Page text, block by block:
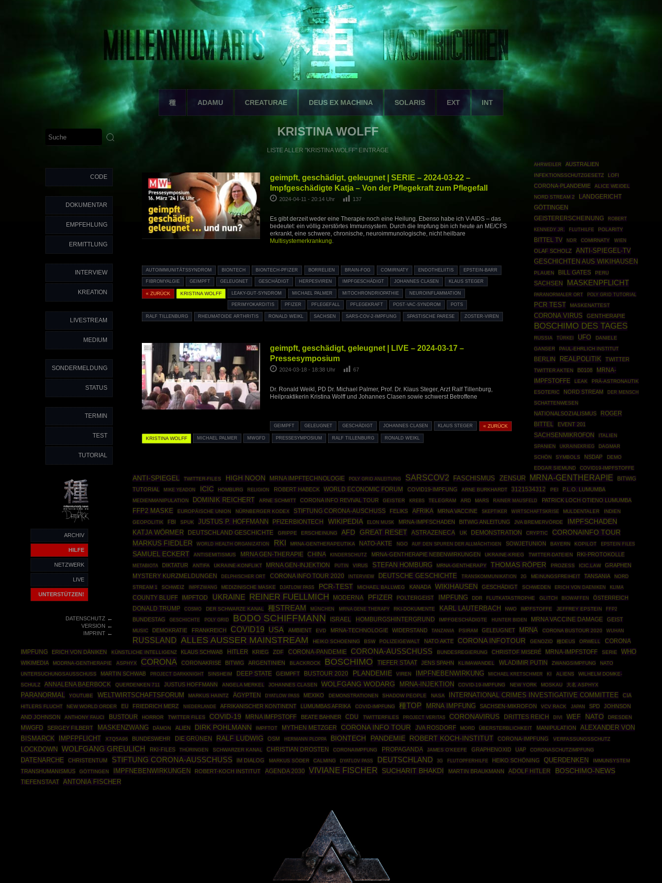
種 ADAMU CREATURAE DEUS EX MACHINA SOLARIS EXT INT
CODE
DOKUMENTAR
EMPFEHLUNG
ERMITTLUNG
INTERVIEW
KREATION
LIVESTREAM
MEDIUM
SONDERMELDUNG
STATUS
TERMIN
TEST
TUTORIAL
ARCHIV
HILFE
NETZWERK
LIVE
UNTERSTÜTZEN!
DATENSCHUTZ←
VERSION ←
IMPRINT←
KRISTINA WOLFF
LISTE ALLER "KRISTINA WOLFF" EINTRÄGE
geimpft, geschädigt, geleugnet | SERIE – 2024-03-22 –
Impfgeschädigte Katja – Von der Pflegekraft zum Pflegefall
2024-04-11 - 20:14 Uhr 137
Es gibt derzeit weder eine Therapie noch eine Heilung. Ebenso habe ich V-AIDS – das
bedeutet: ein völlig zerstörtes Immunsystem. Durch die Impfung bin ich heute an ME/CFS
erkrankt, eine schwere, chronische, neuroimmunologische, nicht heilbare
Multisystemerkrankung.
AUTOIMMUNITÄTSSYNDROM BIONTECH BIONTECH-PFIZER BORRELIEN BRAIN-FOG COMIRNATY ENDOTHELIITIS EPSTEIN-BARR
FIBROMYALGIE GEIMPFT GELEUGNET GESCHÄDIGT HERPESVIREN IMPFGESCHÄDIGT JOHANNES CLASEN KLAUS STEGER
« ZURÜCK KRISTINA WOLFF LEAKY-GUT-SYNDROM MICHAEL PALMER MITOCHRONDRIOPATHIE NEUROINFLAMMATION
PERIMYOKARDITIS PFIZER PFLEGEFALL PFLEGEKRAFT POST-VAC-SYNDROM POTS
RALF TILLENBURG RHEUMATOIDE ARTHRITIS RONALD WEIKL SACHSEN SARS-COV-2-IMPFUNG SPASTISCHE PARESE ZOSTER-VIREN
geimpft, geschädigt, geleugnet | LIVE – 2024-03-17 –
Pressesymposium
2024-03-18 - 18:38 Uhr 67
Dr. Ronald Weikl, PD Dr. Michael Palmer, Prof. Dr. Klaus Steger, Arzt Ralf Tillenburg,
Heilpraktikerin Kristina Wolff und Johannes Clasen sowie schwerst Betroffene
GEIMPFT GELEUGNET GESCHÄDIGT JOHANNES CLASEN KLAUS STEGER « ZURÜCK
KRISTINA WOLFF MICHAEL PALMER MWGFD PRESSESYMPOSIUM RALF TILLENBURG RONALD WEIKL
AHRWEILER AUSTRALIEN
INFEKTIONSSCHUTZGESETZ LOFI
CORONA-PLANDEMIE
ALICE WEIDEL
NORD STREAM 2
LANDGERICHT
GÖTTINGEN
GEISTERERSCHEINUNG
ROBERT
KENNEDY JR.
FLUTHILFE POLARITY
BITTEL TV NDR COMIRNATY WIEN
OLAF SCHOLZ
ANTI-SPIEGEL-TV
GESCHICHTEN AUS WIKIHAUSEN
PLAUEN BILL GATES PERU
SACHSEN MASKENPFLICHT
PARANORMALER ORT POLY GRID TUTORIAL
PCR TEST MASKENATTEST
CORONA VIRUS GENTHERAPIE
BOSCHIMO DES TAGES
RUSSIA TÜRKEI UFO
DANIELE
GANSER
PAUL-EHRLICH INSTITUT
BERLIN REALPOLITIK TWITTER
TWITTER AKTEN B0108
MRNA-
IMPFSTOFFE
LEAK
PRÄ-ASTRONAUTIK
ESOTERIC
NORD STREAM DER MENSCH
SCHATTENWESEN
NATIONALSOZIALISMUS
ROGER
BITTEL
EVENT 201
SACHSENMIKROFON
ITALIEN
SPANIEN
UKRAINEKRIEG
DAGMAR
SCHÖN
SYMBOLS NSDAP
DEMO
EDGAR SIEMUND
COVID19-IMPFSTOFFE
ANTI-SPIEGEL TWITTER-FILES HIGH NOON MRNA IMPFTECHNOLOGIE POLY GRID ANLEITUNG SARSCOV2 FASCHISMUS ZENSUR MRNA-GENTHERAPIE
BITWIG
TUTORIAL
MIKE YEADON ICIC HOMBURG RELIGION ROBERT HABECK WORLD ECONOMIC FORUM COVID19-IMPFUNG ARNE BURKHARDT 3121534312 PEI P.L.O. LUMUMBA
MEDIENMANIPULATION DOMINIK REICHERT ARNE SCHMITT CORONA INFO REVIVAL TOUR GEISTER KREBS TELEGRAM ARD MARS RAINER MAUSFELD PATRICK LOCH OTIENO LUMUMBA
FFP2 MASKE EUROPÄISCHE UNION NÜRNBERGER KODEX STIFTUNG CORONA-AUSCHUSS FELIKS AFRIKA MRNA VACCINE SKEPTIKER WIRTSCHAFTSKRISE MULDENTALER
INDIEN
GEOPOLITIK
FBI SPUK JUSTUS P. HOFFMANN PFIZERBIONTECH WIKIPEDIA ELON MUSK MRNA-IMPFSCHADEN BITWIG ANLEITUNG JVA BREMERVÖRDE IMPFSCHADEN
KATJA WÖRMER DEUTSCHLAND GESCHICHTE GRIPPE ERSCHEINUNG AFD GREAT RESET ASTRAZENECA UK DEMONSTRATION CRYPTIC CORONAINFO TOUR
MARKUS FIEDLER WORLD HEALTH ORGANIZATION RKI MRNA-GENTHERAPEUTIKA NATO-AKTE NGO AUF DEN SPUREN DER ALLMÄCHTIGEN SOWJETUNION BAYERN KOPILOT EPSTEIN FILES
SAMUEL ECKERT ANTISEMITISMUS MRNA GEN-THERAPIE CHINA KINDERSCHUTZ MRNA-GENTHERAPIE NEBENWIRKUNGEN UKRAINE-KRIEG TWITTER-DATEIEN RKI-PROTOKOLLE
METABIOTA DIKTATUR ANTIFA UKRAINE-KONFLIKT MRNA GEN-INJEKTION PUTIN VIRUS STEFAN HOMBURG MRNA-GENTHERAPY THOMAS RÖPER PROZESS ICIC.LAW
GRAPHEN
MYSTERY KURZMELDUNGEN
DELPHISCHER ORT CORONA INFO TOUR 2020 INTERVIEW DEUTSCHE GESCHICHTE TRANSKOMMUNIKATION 2G MEINUNGSFREIHEIT TANSANIA
NORD
STREAM 1
SCHWEIZ IMPFZWANG MEDIZINISCHE MASKE DJATLOW PASS PCR-TEST MICHAEL BALLWEG KANADA WIKIHAUSEN GESCHÄDIGT SCHWEDEN ERICH VON DAENIKEN KLIMA
COUNTY BLUFF IMPFTOD UKRAINE REINER FUELLMICH MODERNA PFIZER POLTERGEIST IMPFUNG DDR FLUTKATASTROPHE GLITCH BIOWAFFEN ÖSTERREICH
DONALD TRUMP COSMO DER SCHWARZE KANAL 種STREAM MÜNCHEN MRNA GENE THERAPY RKI-DOKUMENTE KARL LAUTERBACH NWO IMPFSTOFFE JEFFREY EPSTEIN FFP2
BUNDESTAG GESCHICHTE POLY GRID BODO SCHIFFMANN ISRAEL HOMBURGSHINTERGRUND IMPFGESCHÄDIGTE HUNTER BIDEN MRNA VACCINE DAMAGE GEIST
MUSIC DEMOKRATIE FRANKREICH COVID19 USA AMBIENT EVD MRNA-TECHNOLOGIE WIDERSTAND TANZANIA PSIRAM GELEUGNET MRNA CORONA BUSTOUR 2020 WUHAN
RUSSLAND ALLES AUSSER MAINSTREAM HEIKO SCHOENING BSW POLIZEIGEWALT NATO AKTE CORONA INFOTOUR GENOZID 種DEUS ORWELL
CORONA
IMPFUNG
ERICH VON DÄNIKEN KÜNSTLICHE INTELLIGENZ KLAUS SCHWAB HITLER KRIEG ZDF CORONA-PANDEMIE CORONA-AUSSCHUSS BUNDESREGIERUNG CHRISTOF MISERÉ MRNA-IMPFSTOFF SERIE WHO
WIKIMEDIA MODRNA-GENTHERAPIE ASPHYX CORONA CORONAKRISE BITWIG ARGENTINIEN BLACKROCK BOSCHIMO TIEFER STAAT JENS SPAHN KLIMAWANDEL WLADIMIR PUTIN ZWANGSIMPFUNG
NATO
UNTERSUCHUNGSAUSSCHUSS
MARTIN SCHWAB PROJECT DARKKNIGHT SINSHEIM DEEP STATE GEIMPFT BUSTOUR 2020 PLANDEMIE VIREN IMPFNEBENWIRKUNG MICHAEL KRETSCHMER KI ALIENS
WILHELM DOMKE-
SCHULZ
ANNALENA BAERBOCK QUERDENKEN 711 JUSTUS HOFFMANN ANGELA MERKEL JOHANNES CLASEN WOLFGANG WODARG MRNA-INJEKTION COVID-19-IMPFUNG NEW YORK MOSKAU 大名 ASPHYX
PARANORMAL YOUTUBE WELTWIRTSCHAFTSFORUM MARKUS HAINTZ ÄGYPTEN DYATLOW PASS MEXIKO DEMONSTRATIONEN SHADOW PEOPLE NASA INTERNATIONAL CRIMES INVESTIGATIVE COMMITTEE CIA
HITLERS FLUCHT NEW WORLD ORDER EU FRIEDRICH MERZ NIEDERLANDE AFRIKANISCHER KONTINENT LUMUMBAS AFRIKA COVID-IMPFUNG 種TOP MRNA IMPFUNG SACHSEN-MIKROFON VCV RACK JAPAN SPD
JOHNSON
AND JOHNSON
ANTHONY FAUCI BUSTOUR HORROR TWITTER FILES COVID-19 MRNA IMFPSTOFF BEATE BAHNER CDU TWITTERFILES PROJECT VERITAS CORONAVIRUS DRITTES REICH DIVI WEF NATO DRESDEN
MWGFD SERGEY FILBERT MASKENZWANG DÄMON ALIEN DIRK POHLMANN IMPFTOT MYTHEN METZGER CORONA INFO TOUR JVA ROSDORF MORD ÜBERSTERBLICHKEIT MANIPULATION
ALEXANDER VON
BISMARCK
IMPFPFLICHT X7Q5A96 BUNDESWEHR DIE GRÜNEN RALF LUDWIG OSM HERMANN PLOPPA BIONTECH PANDEMIE ROBERT KOCH-INSTITUT CORONA-IMPFUNG VERFASSUNGSSCHUTZ
LOCKDOWN WOLFGANG GREULICH RKI-FILES THÜRINGEN SCHWARZER KANAL CHRISTIAN DROSTEN CORONAIMPFUNG PROPAGANDA JAMES O'KEEFE GRAPHENOXID UAP CORONASCHUTZIMPFUNG
DATENARCHE CHRISTENTUM STIFTUNG CORONA-AUSSCHUSS IM DIALOG MARKUS SÖDER CALMING DYATLOV PASS DEUTSCHLAND 3G FLUTOPFERHILFE HEIKO SCHÖNING QUERDENKEN IMMUNSYSTEM
TRANSHUMANISMUS GÖTTINGEN IMPFNEBENWIRKUNGEN ROBERT-KOCH INSTITUT AGENDA 2030 VIVIANE FISCHER SUCHARIT BHAKDI MARTIN BRAUKMANN ADOLF HITLER BOSCHIMO-NEWS
TIEFENSTAAT ANTONIA FISCHER
Powered By :